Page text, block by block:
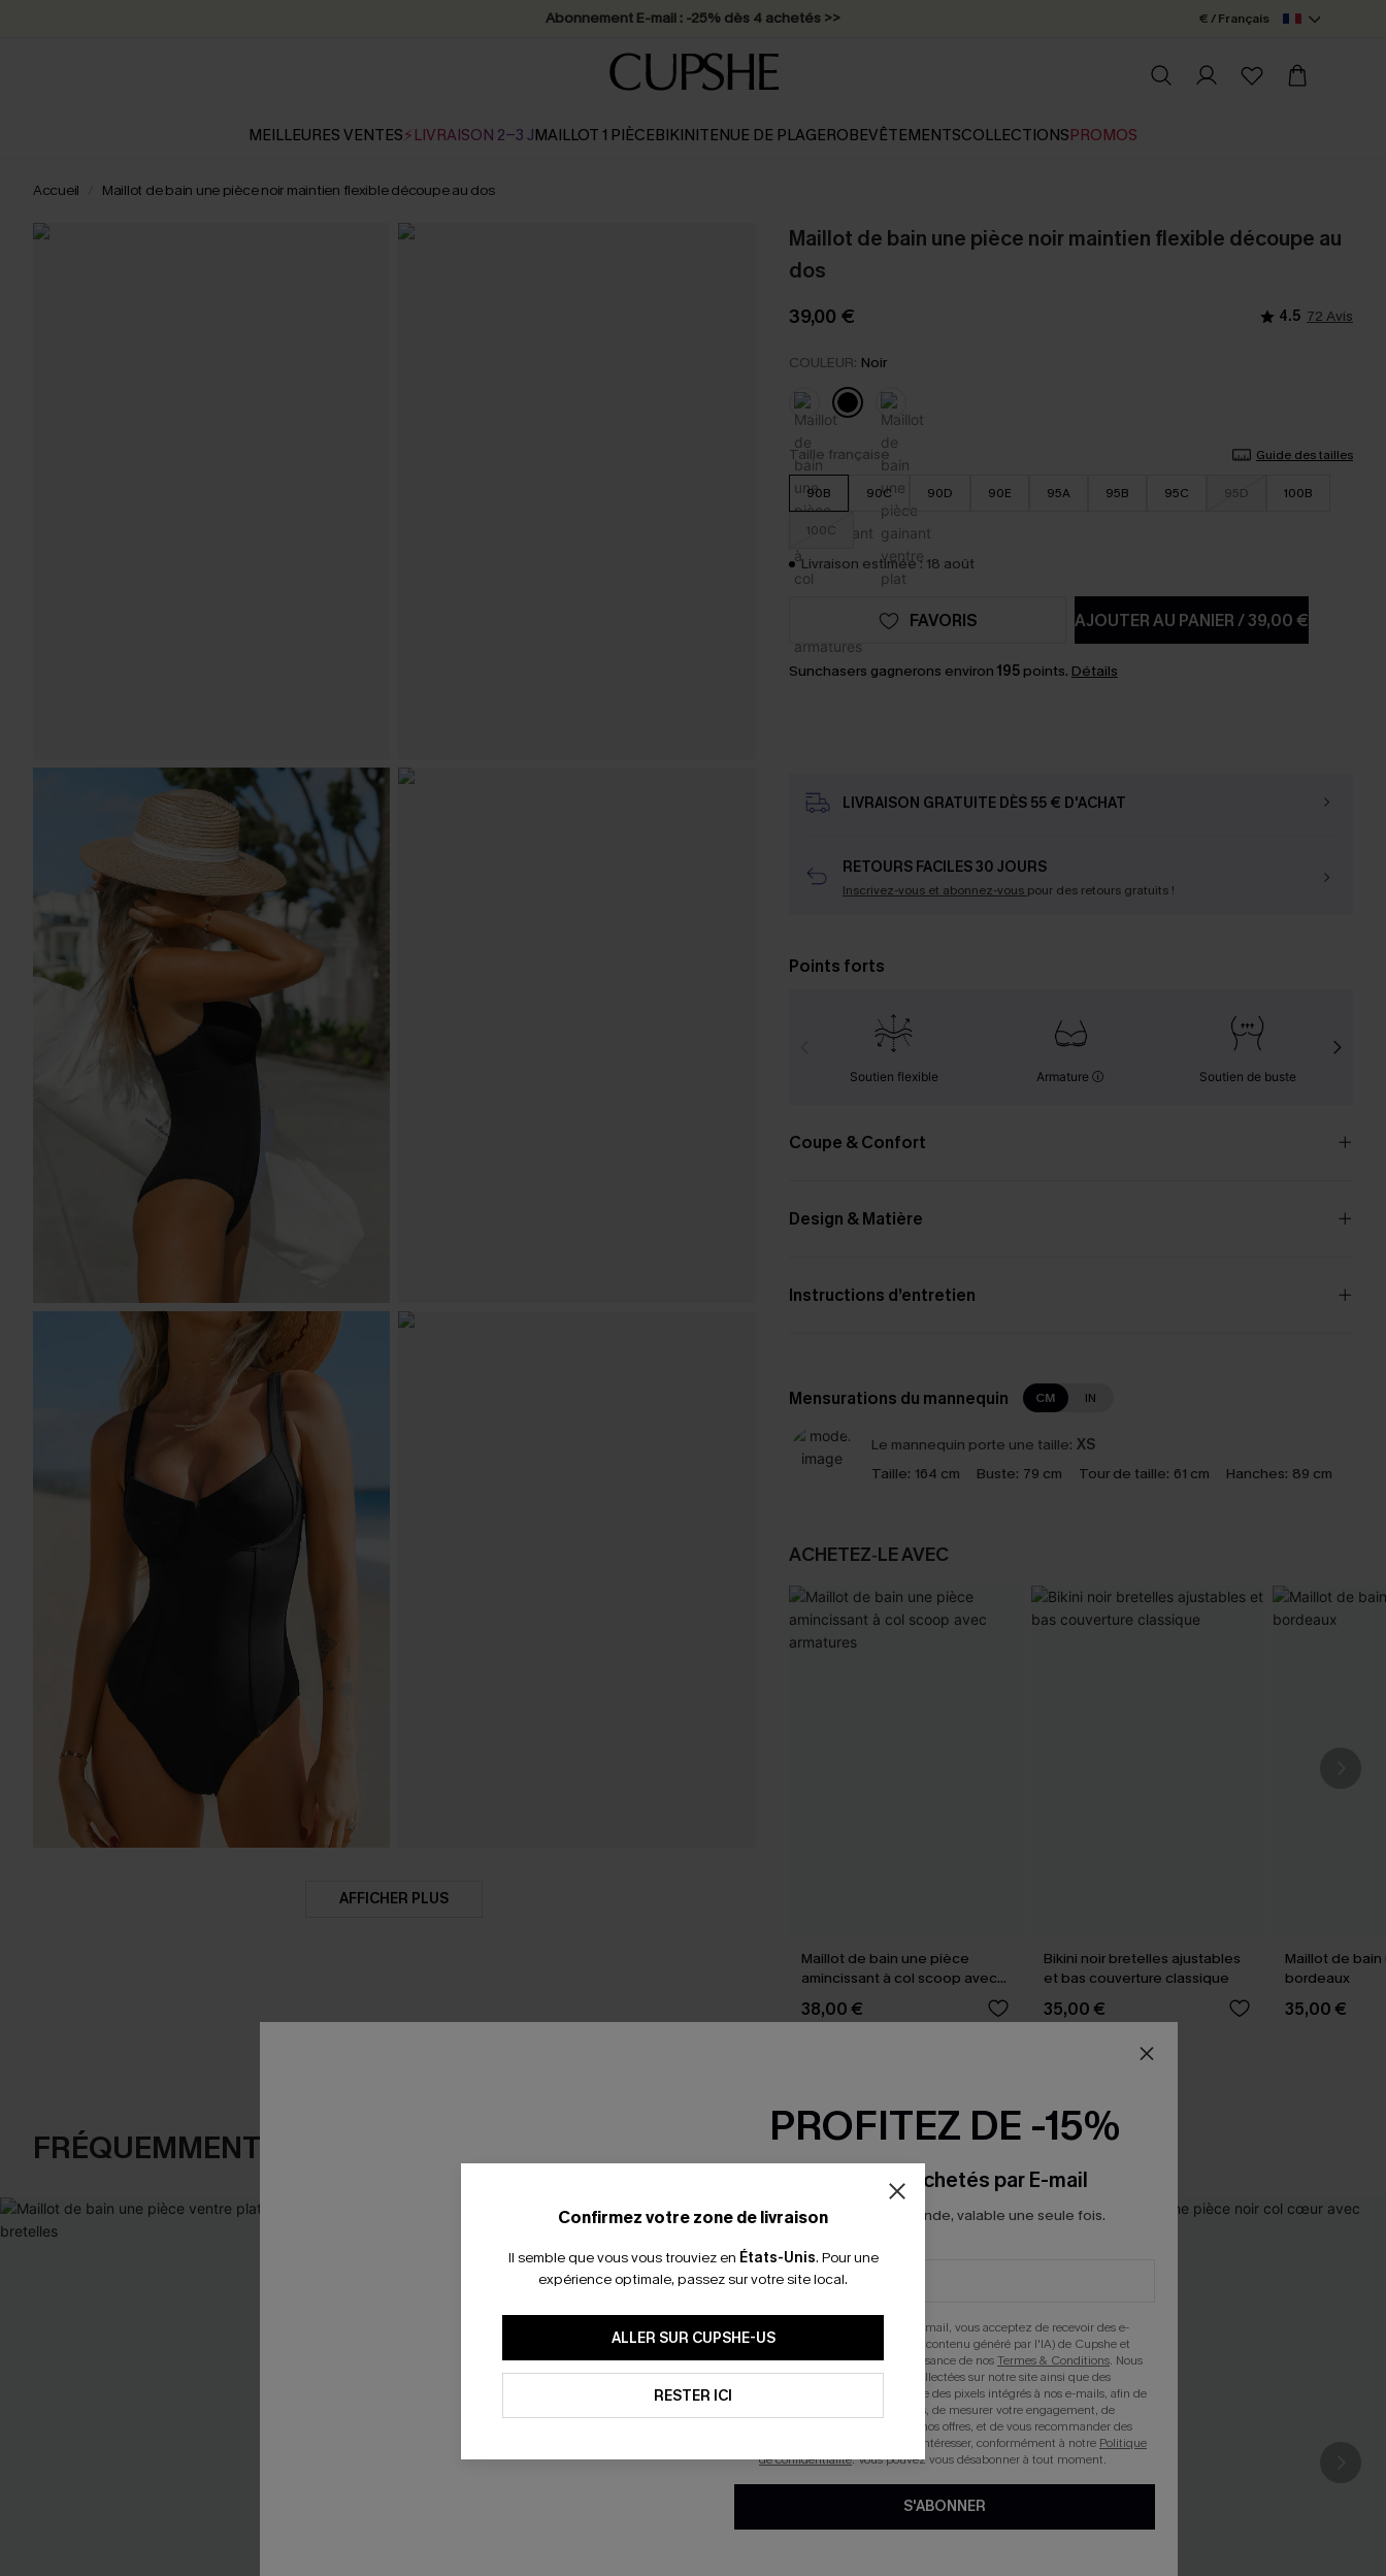
Abonnement E-mail : -25% dès 4 achetés >> € / Français
MEILLEURES VENTES⚡LIVRAISON 2-3 JMAILLOT 1 PIÈCEBIKINITENUE DE PLAGEROBEVÊTEMENTSCOLLECTIONSPROMOS
Accueil Maillot de bain une pièce noir maintien flexible découpe au dos
AFFICHER PLUS
Maillot de bain une pièce noir maintien flexible découpe au
dos
39,00 € 4.5 72 Avis
COULEUR: Noir
Taille française Guide des tailles
90B 90C 90D 90E 95A 95B 95C 95D 100B
100C
Livraison estimée : 18 août
AJOUTER AU PANIER/39,00 €
FAVORIS
Sunchasers gagnerons environ 195points. Détails
LIVRAISON GRATUITE DÈS 55 € D'ACHAT
RETOURS FACILES 30 JOURS
Inscrivez-vous et abonnez-vous pour des retours gratuits !
Points forts
Soutien flexible Armature Soutien de buste
Coupe & Confort
Design & Matière
Instructions d’entretien
Mensurations du mannequin CM IN
Le mannequin porte une taille: XS
Taille: 164 cm Buste: 79 cm Tour de taille: 61 cm Hanches: 89 cm
ACHETEZ‑LE AVEC
Maillot de bain une pièce
amincissant à col scoop avec
armatures
38,00 €
Bikini noir bretelles ajustables
et bas couverture classique
35,00 €
Maillot de
bordeaux
35,00 €
FRÉQUEMMENT ACHETÉS ENSEMBLE
Confirmez votre zone de livraison
Il semble que vous vous trouviez en États-Unis. Pour une
expérience optimale, passez sur votre site local.
ALLER SUR CUPSHE-US
RESTER ICI
PROFITEZ DE -15%
-15% dès 2 Achetés par E-mail
*Un code par commande, valable une seule fois.
En soumettant votre adresse e-mail, vous acceptez de recevoir des e-
mails marketing (y compris du contenu généré par l'IA) de Cupshe et
reconnaissez avoir pris connaissance de nosTermes & Conditions. Nous
pouvons utiliser les données collectées sur notre site ainsi que des
technologies de suivi, telles que des pixels intégrés à nos e-mails, afin de
savoir si ceux-ci ont été ouverts, de mesurer votre engagement, de
personnaliser nos contenus et nos offres, et de vous recommander des
produits susceptibles de vous intéresser, conformément à notre Politique
de confidentialité. Vous pouvez vous désabonner à tout moment.
S'ABONNER